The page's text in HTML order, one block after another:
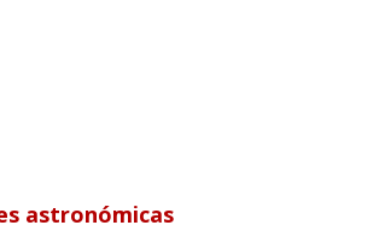
astronómicas